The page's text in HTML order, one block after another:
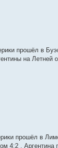
прошёл в
на
прошёл в
4:2 ,